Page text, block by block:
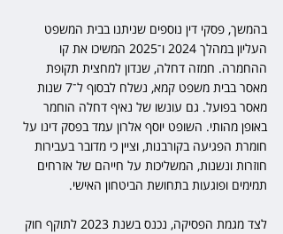
בהמשך, פסקי דין נוספים שניתנו בבית המשפט
העליון במהלך 2024 ו־2025 המשיכו את קו
ההחמרה. חמזה דחלה, שנדון למחצית תקופת
מאסר בבית משפט קמא, נשלח לבסוף ל־7 שנות
מאסר בפועל. גם עונשו של נאיף דחלה הוחמר
באופן מהותי. השופט יוסף אלרון עמד בפסק דינו על
חומרת הפגיעה בקורבנות, וציין כי מדובר בעבירות
חוזרות ונשנות, המשליכות על חייהם של אזרחים
תמימים ופוגעות בתחושת הביטחון האישי.
לצד מגמת הפסיקה, נכנס בשנת 2023 לתוקף חוק